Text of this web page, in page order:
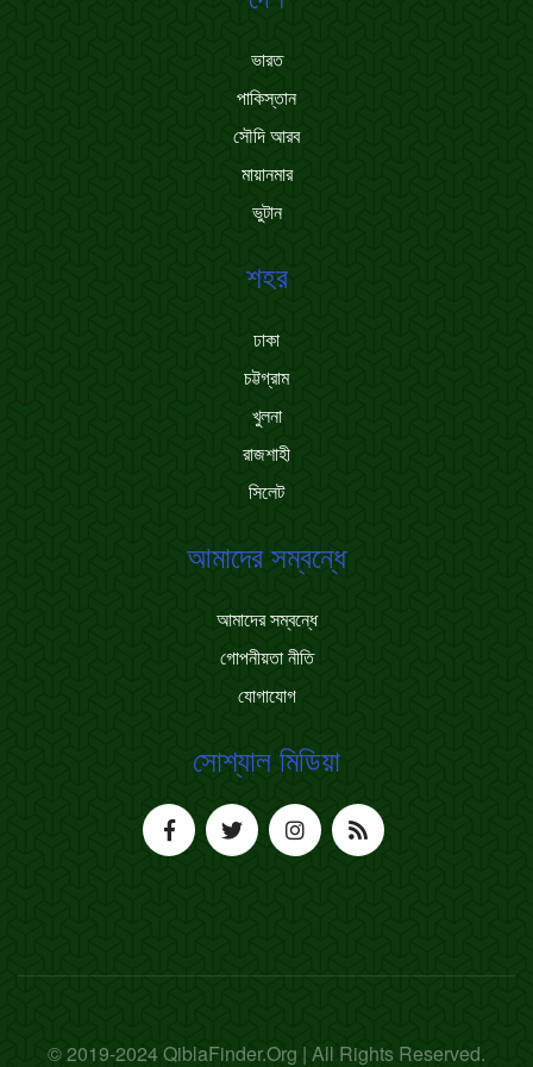
ভারত
পাকিস্তান
সৌদি আরব
মায়ানমার
ভুটান
শহর
ঢাকা
চট্টগ্রাম
খুলনা
রাজশাহী
সিলেট
আমাদের সম্বন্ধে
আমাদের সম্বন্ধে
গোপনীয়তা নীতি
যোগাযোগ
সোশ্যাল মিডিয়া
© 2019-2024 QiblaFinder.Org | All Rights Reserved.